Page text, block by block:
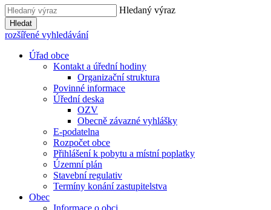
Hledaný výraz
Hledat
rozšířené vyhledávání
Úřad obce
Kontakt a úřední hodiny
Organizační struktura
Povinné informace
Úřední deska
OZV
Obecně závazné vyhlášky
E-podatelna
Rozpočet obce
Přihlášení k pobytu a místní poplatky
Územní plán
Stavební regulativ
Termíny konání zastupitelstva
Obec
Informace o obci